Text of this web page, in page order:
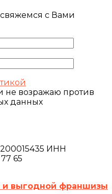
с Вами
не возражаю против
данных
ИНН
65
и выгодной франшизы